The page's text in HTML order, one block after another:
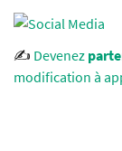
✍️ Devenez
modification à